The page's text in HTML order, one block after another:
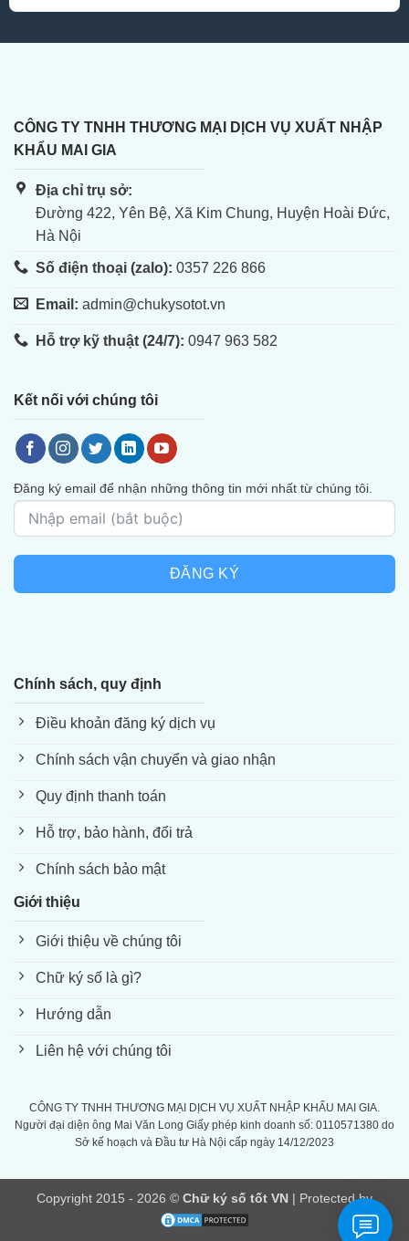
CÔNG TY TNHH THƯƠNG MẠI DỊCH VỤ XUẤT NHẬP
KHẨU MAI GIA
Địa chỉ trụ sở:
Đường 422, Yên Bệ, Xã Kim Chung, Huyện Hoài Đức,
Hà Nội
Số điện thoại (zalo): 0357 226 866
Email: admin@chukysotot.vn
Hỗ trợ kỹ thuật (24/7): 0947 963 582
Chính sách, quy định
Điều khoản đăng ký dịch vụ
Chính sách vận chuyển và giao nhận
Quy định thanh toán
Hỗ trợ, bảo hành, đổi trả
Chính sách bảo mật
Giới thiệu
Giới thiệu về chúng tôi
Chữ ký số là gì?
Hướng dẫn
Liên hệ với chúng tôi
Kết nối với chúng tôi
Đăng ký email để nhận những thông tin mới nhất từ chúng tôi.
ĐĂNG KÝ
CÔNG TY TNHH THƯƠNG MẠI DỊCH VỤ XUẤT NHẬP KHẨU MAI GIA.
Người đại diện ông Mai Văn Long Giấy phép kinh doanh số: 0110571380 do
Sở kế hoạch và Đầu tư Hà Nội cấp ngày 14/12/2023
Copyright 2015 - 2026 © Chữ ký số tốt VN | Protected by